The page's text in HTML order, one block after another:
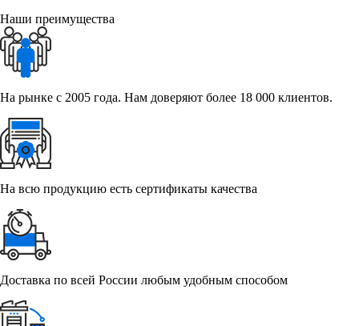
Наши преимущества
На рынке с 2005 года. Нам доверяют более 18 000 клиентов.
На всю продукцию есть сертификаты качества
Доставка по всей России любым удобным способом